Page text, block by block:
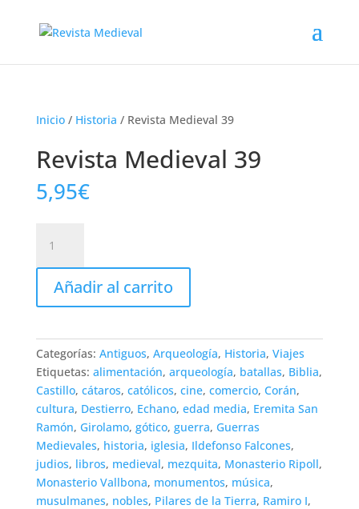
Inicio/ Historia / Revista Medieval 39
Revista Medieval 39
5,95€
Medieval
39
cantidad
Añadir al carrito
Categorías: Antiguos, Arqueología, Historia, Viajes
Etiquetas: alimentación, arqueología, batallas, Biblia,
Castillo, cátaros, católicos, cine, comercio, Corán,
cultura, Destierro, Echano, edad media, Eremita San
Ramón, Girolamo, gótico, guerra, Guerras
Medievales, historia, iglesia, Ildefonso Falcones,
judios, libros, medieval, mezquita, Monasterio Ripoll,
Monasterio Vallbona, monumentos, música,
musulmanes, nobles, Pilares de la Tierra, Ramiro I,